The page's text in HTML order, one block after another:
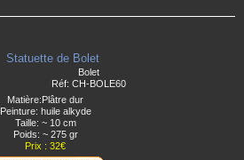
Bolet
Réf: CH-BOLE60
Matière:Plâtre dur
Peinture: huile alkyde
Taille: ~ 10 cm
Poids: ~ 275 gr
Prix : 32€